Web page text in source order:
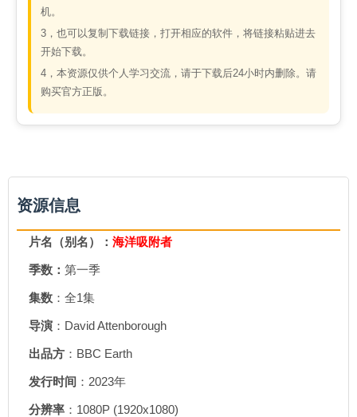
机。
3，也可以复制下载链接，打开相应的软件，将链接粘贴进去
开始下载。
4，本资源仅供个人学习交流，请于下载后24小时内删除。请
购买官方正版。
资源信息
片名（别名）： 海洋吸附者
季数： 第一季
集数 ：全1集
导演 ：David Attenborough
出品方 ：BBC Earth
发行时间 ：2023年
分辨率 ：1080P (1920x1080)